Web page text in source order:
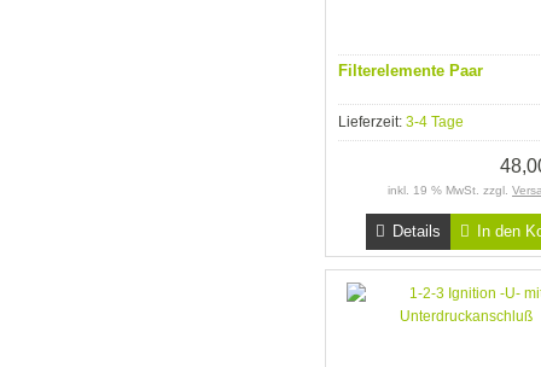
Filterelemente Paar
Lieferzeit: 3-4 Tage
inkl. 19 % MwSt. zzgl.
Details In den